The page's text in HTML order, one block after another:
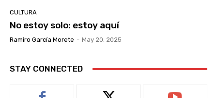
CULTURA
No estoy solo: estoy aquí
Ramiro García Morete - May 20, 2025
STAY CONNECTED